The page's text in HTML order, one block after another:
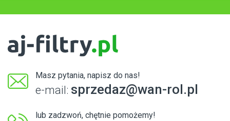
Masz pytania, napisz do nas!
e-mail: sprzedaz@wan-rol.pl
lub zadzwoń, chętnie pomożemy!